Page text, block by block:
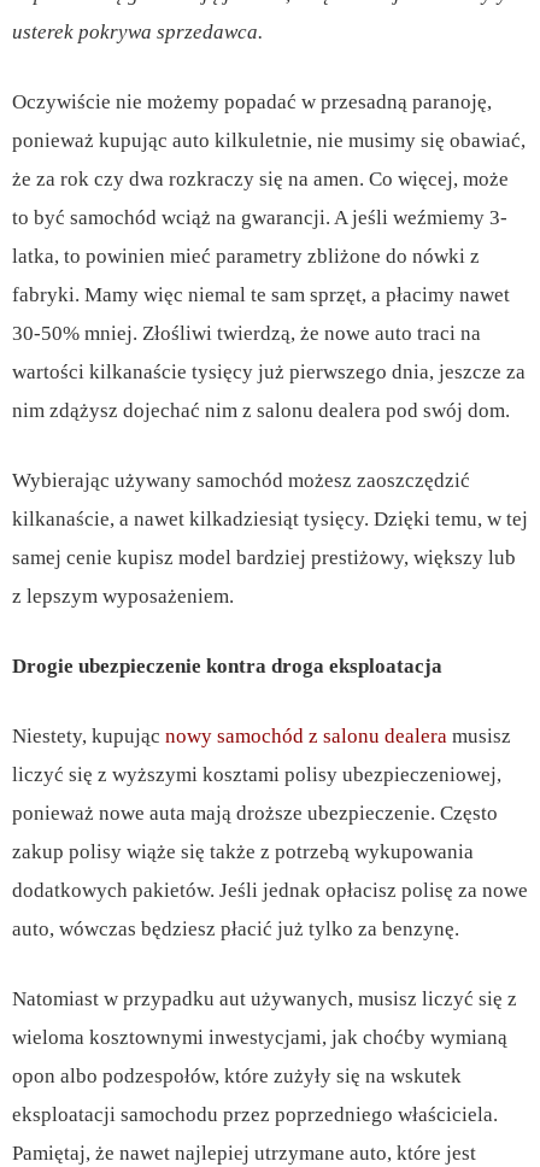
usterek pokrywa sprzedawca.
Oczywiście nie możemy popadać w przesadną paranoję,
ponieważ kupując auto kilkuletnie, nie musimy się obawiać,
że za rok czy dwa rozkraczy się na amen. Co więcej, może
to być samochód wciąż na gwarancji. A jeśli weźmiemy 3-
latka, to powinien mieć parametry zbliżone do nówki z
fabryki. Mamy więc niemal te sam sprzęt, a płacimy nawet
30-50% mniej. Złośliwi twierdzą, że nowe auto traci na
wartości kilkanaście tysięcy już pierwszego dnia, jeszcze za
nim zdążysz dojechać nim z salonu dealera pod swój dom.
Wybierając używany samochód możesz zaoszczędzić
kilkanaście, a nawet kilkadziesiąt tysięcy. Dzięki temu, w tej
samej cenie kupisz model bardziej prestiżowy, większy lub
z lepszym wyposażeniem.
Drogie ubezpieczenie kontra droga eksploatacja
Niestety, kupując nowy samochód z salonu dealera musisz
liczyć się z wyższymi kosztami polisy ubezpieczeniowej,
ponieważ nowe auta mają droższe ubezpieczenie. Często
zakup polisy wiąże się także z potrzebą wykupowania
dodatkowych pakietów. Jeśli jednak opłacisz polisę za nowe
auto, wówczas będziesz płacić już tylko za benzynę.
Natomiast w przypadku aut używanych, musisz liczyć się z
wieloma kosztownymi inwestycjami, jak choćby wymianą
opon albo podzespołów, które zużyły się na wskutek
eksploatacji samochodu przez poprzedniego właściciela.
Pamiętaj, że nawet najlepiej utrzymane auto, które jest